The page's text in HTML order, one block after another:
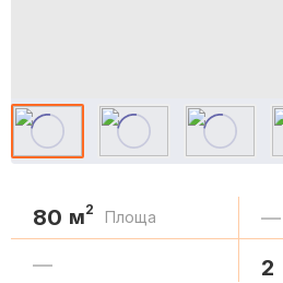
80 м2 Площа —
— 2